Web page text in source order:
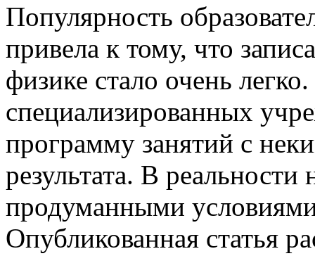
Популярность
привела к тому, что
физике стало очень
специализированных
программу занятий с
результата. В
продуманными
Опубликованная статья